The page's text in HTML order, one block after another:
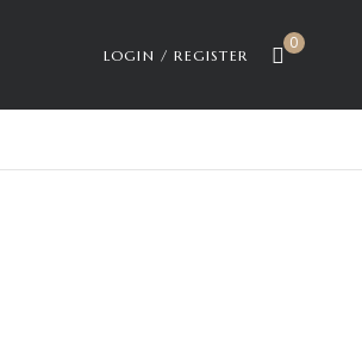
LOGIN / REGISTER
0